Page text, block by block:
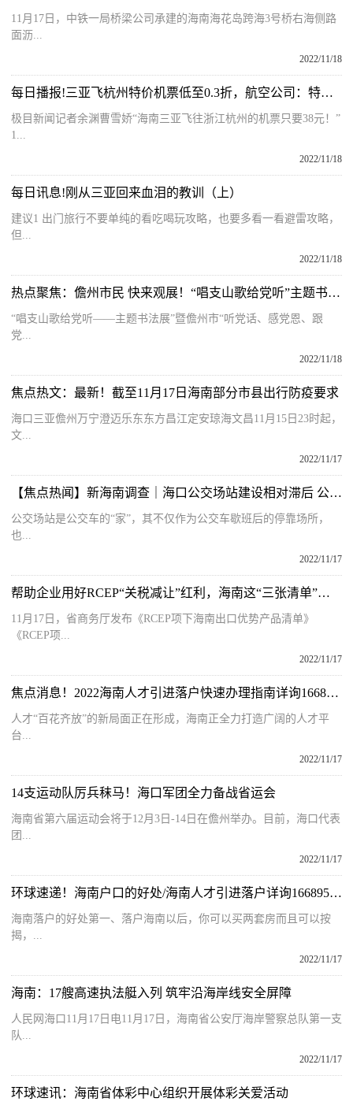
11月17日，中铁一局桥梁公司承建的海南海花岛跨海3号桥右海侧路
面沥...
2022/11/18
每日播报!三亚飞杭州特价机票低至0.3折，航空公司：特价票需自费托运行李
极目新闻记者余渊曹雪娇“海南三亚飞往浙江杭州的机票只要38元！”
1...
2022/11/18
每日讯息!刚从三亚回来血泪的教训（上）
建议1 出门旅行不要单纯的看吃喝玩攻略，也要多看一看避雷攻略，
但...
2022/11/18
热点聚焦：儋州市民 快来观展！“唱支山歌给党听”主题书法展今天开幕啦
“唱支山歌给党听——主题书法展”暨儋州市“听党话、感党恩、跟
党...
2022/11/18
焦点热文：最新！截至11月17日海南部分市县出行防疫要求
海口三亚儋州万宁澄迈乐东东方昌江定安琼海文昌11月15日23时起，
文...
2022/11/17
【焦点热闻】新海南调查｜海口公交场站建设相对滞后 公交车缺“家” 影响线网运营效率
公交场站是公交车的“家”，其不仅作为公交车歇班后的停靠场所，
也...
2022/11/17
帮助企业用好RCEP“关税减让”红利，海南这“三张清单”发布
11月17日，省商务厅发布《RCEP项下海南出口优势产品清单》
《RCEP项...
2022/11/17
焦点消息！2022海南人才引进落户快速办理指南详询16689513151
人才“百花齐放”的新局面正在形成，海南正全力打造广阔的人才平
台...
2022/11/17
14支运动队厉兵秣马！海口军团全力备战省运会
海南省第六届运动会将于12月3日-14日在儋州举办。目前，海口代表
团...
2022/11/17
环球速递！海南户口的好处/海南人才引进落户详询16689513151
海南落户的好处第一、落户海南以后，你可以买两套房而且可以按
揭，...
2022/11/17
海南：17艘高速执法艇入列 筑牢沿海岸线安全屏障
人民网海口11月17日电11月17日，海南省公安厅海岸警察总队第一支
队...
2022/11/17
环球速讯：海南省体彩中心组织开展体彩关爱活动